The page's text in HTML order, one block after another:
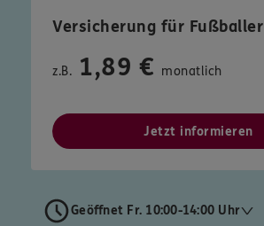
Versicherung für Fußballer
z.B. 1,89 € monatlich
Jetzt informieren
Geöffnet Fr. 10:00-14:00 Uhr